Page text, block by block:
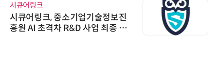
시큐어링크
시큐어링크, 중소기업기술정보진
흥원 AI 초격차 R&D 사업 최종 선